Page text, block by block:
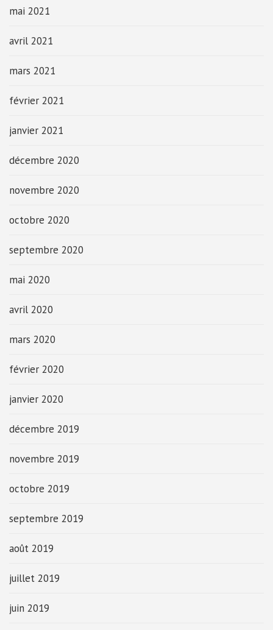
mai 2021
avril 2021
mars 2021
février 2021
janvier 2021
décembre 2020
novembre 2020
octobre 2020
septembre 2020
mai 2020
avril 2020
mars 2020
février 2020
janvier 2020
décembre 2019
novembre 2019
octobre 2019
septembre 2019
août 2019
juillet 2019
juin 2019